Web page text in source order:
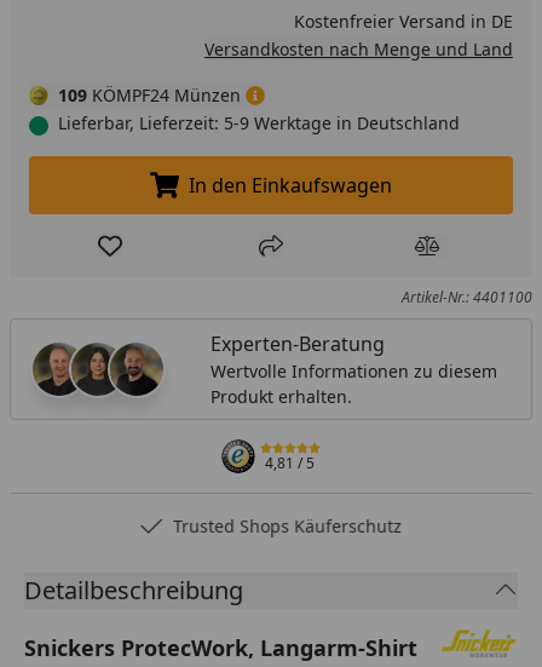
Kostenfreier Versand in DE
Versandkosten nach Menge und Land
109 KÖMPF24 Münzen
Lieferbar, Lieferzeit: 5-9 Werktage in Deutschland
In den Einkaufswagen legen
In den Einkaufswagen
Produkt zur Wunschliste hinzufügen
Teilen Produkt
Artikel-Nr.: 4401100
Experten-Beratung
Wertvolle Informationen zu diesem
Produkt erhalten.
4,81/ 5
Trusted Shops Käuferschutz
Detailbeschreibung
Snickers ProtecWork, Langarm-Shirt